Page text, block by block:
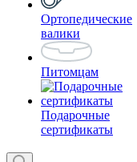
Ортопедические
валики
Питомцам
Подарочные
сертификаты